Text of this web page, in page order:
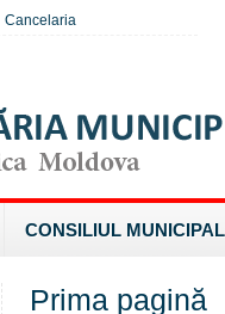
Cancelaria
CONSILIUL MUNICIPAL
Prima pagină